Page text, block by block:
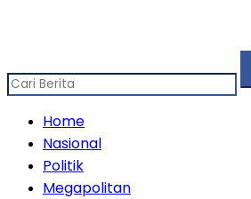
Home
Nasional
Politik
Megapolitan